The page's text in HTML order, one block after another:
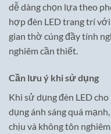
dễ dàng chọn lựa theo
hợp đèn LED trang trí
gian thờ cúng đầy tính
nghiêm cần thiết.
Cần lưu ý khi sử dụng
Khi sử dụng đèn LED
dụng ánh sáng quá
chịu và không tôn